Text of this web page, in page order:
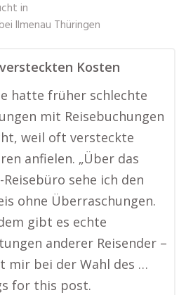
in
Ilmenau Thüringen
Kosten
hatte früher schlechte
mit Reisebuchungen
weil oft versteckte
anfielen. „Über das
Reisebüro sehe ich den
ohne Überraschungen.
gibt es echte
anderer Reisender –
mir bei der Wahl des …
for this post.